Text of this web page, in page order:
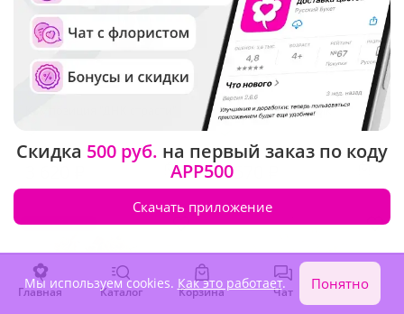
5(40) 5(81)
Букет "Лунный блик"
2 570 ₽
Крупный бутон
Главная Каталог Корзина Чат Войти
Скидка 500 руб. на первый заказ по коду
APP500
Скачать приложение
Мы используем cookies. Как это работает. Понятно